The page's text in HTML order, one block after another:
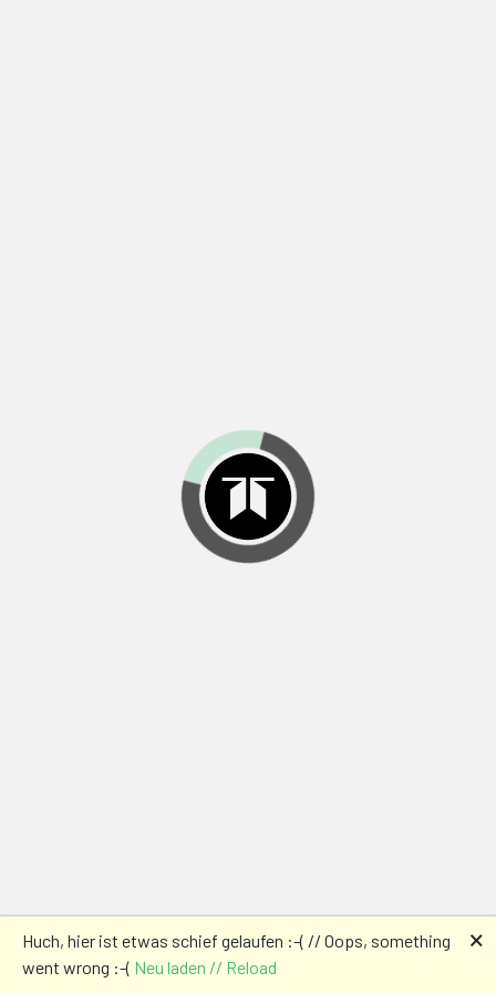
Huch, hier ist etwas schief gelaufen :-( // Oops, something
went wrong :-( Neu laden // Reload
🗙